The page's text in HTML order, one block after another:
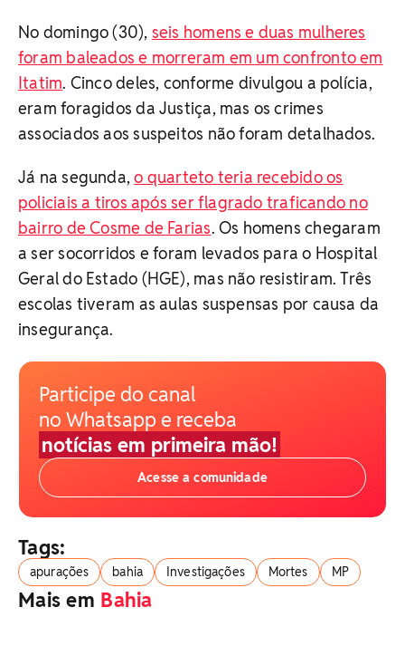
No domingo (30), seis homens e duas mulheres
foram baleados e morreram em um confronto em
Itatim. Cinco deles, conforme divulgou a polícia,
eram foragidos da Justiça, mas os crimes
associados aos suspeitos não foram detalhados.
Já na segunda,o quarteto teria recebido os
policiais a tiros após ser flagrado traficando no
bairro de Cosme de Farias. Os homens chegaram
a ser socorridos e foram levados para o Hospital
Geral do Estado (HGE), mas não resistiram. Três
escolas tiveram as aulas suspensas por causa da
insegurança.
Participe do canal
no Whatsapp e receba
notícias em primeira mão!
Acesse a comunidade
Tags:
apurações bahia Investigações Mortes MP
Mais em Bahia